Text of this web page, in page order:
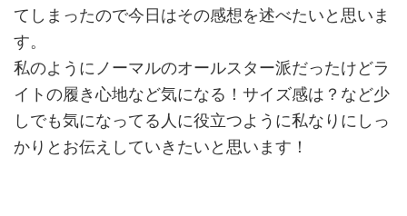
てしまったので今日はその感想を述べたいと思いま
す。
私のようにノーマルのオールスター派だったけどラ
イトの履き心地など気になる！サイズ感は？など少
しでも気になってる人に役立つように私なりにしっ
かりとお伝えしていきたいと思います！